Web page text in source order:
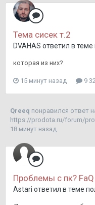
Тема сисек т.2
DVAHAS ответил в
которая из них?
15 минут назад 9
Qreeq понравился ответ
https://prodota.ru/forum/
18 минут назад
Проблемы с пк?
Astari ответил в теме